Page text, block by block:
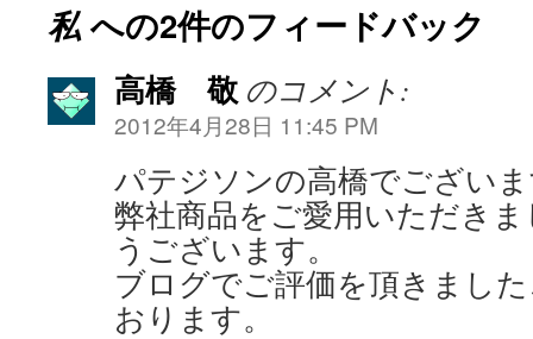
私への2件のフィードバック
高橋 敬 のコメント:
2012年4月28日 11:45 PM
パテジソンの高橋でござい
弊社商品をご愛用いただき
うございます。
ブログでご評価を頂きまし
おります。